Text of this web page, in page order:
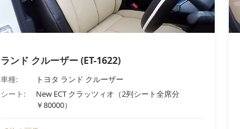
ランド クルーザー (ET-1622)
車種:
トヨタ ランド クルーザー
シート:
New ECT クラッツィオ（2列シート全席分
￥80000）